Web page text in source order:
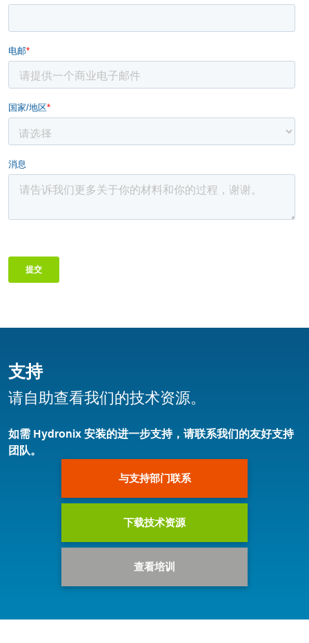
支持
请自助查看我们的技术资源。
如需 Hydronix 安装的进一步支持，请联系我们的友好支持
团队。
与支持部门联系
下载技术资源
查看培训